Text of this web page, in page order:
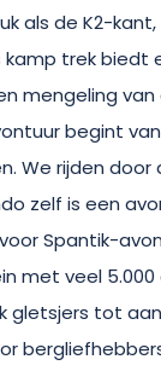
als de K2-
kamp trek
mengeling
begint
We rijden
zelf is een
Spantik-
met veel
gletsjers tot